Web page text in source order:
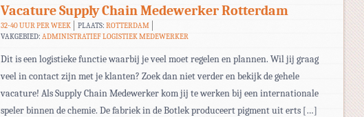
Vacature Supply Chain Medewerker Rotterdam
32-40 UUR PER WEEK PLAATS: ROTTERDAM
VAKGEBIED: ADMINISTRATIEF LOGISTIEK MEDEWERKER
Dit is een logistieke functie waarbij je veel moet regelen en plannen. Wil jij graag
veel in contact zijn met je klanten? Zoek dan niet verder en bekijk de gehele
vacature! Als Supply Chain Medewerker kom jij te werken bij een internationale
speler binnen de chemie. De fabriek in de Botlek produceert pigment uit erts […]